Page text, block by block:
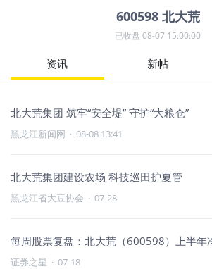
600598 北大荒
已收盘 08-07 15:00:00
资讯 新帖
北大荒集团 筑牢“安全堤” 守护“大粮仓”
黑龙江新闻网 · 08-08 13:41
北大荒集团建设农场 科技巡田护夏管
黑龙江省大豆协会 · 07-28
每周股票复盘：北大荒（600598）上半年
证券之星 · 07-18